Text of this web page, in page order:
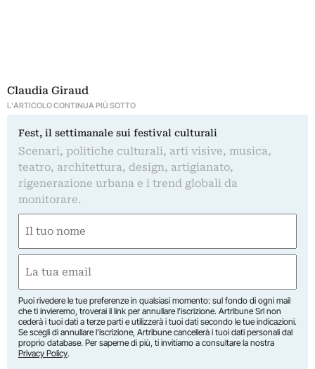
Claudia Giraud
L'ARTICOLO CONTINUA PIÙ SOTTO
Fest, il settimanale sui festival culturali
Scenari, politiche culturali, arti visive, musica,
teatro, architettura, design, artigianato,
rigenerazione urbana e i trend globali da
monitorare.
(Required)
First
(Required)
Puoi rivedere le tue preferenze in qualsiasi momento: sul fondo di ogni mail
che ti invieremo, troverai il link per annullare l’iscrizione. Artribune Srl non
cederà i tuoi dati a terze parti e utilizzerà i tuoi dati secondo le tue indicazioni.
Se scegli di annullare l’iscrizione, Artribune cancellerà i tuoi dati personali dal
proprio database. Per saperne di più, ti invitiamo a consultare la nostra
Privacy Policy.